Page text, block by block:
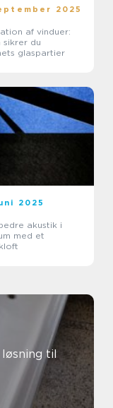
2025
af vinduer:
sikrer du
glaspartier
2025
akustik i
med et
til